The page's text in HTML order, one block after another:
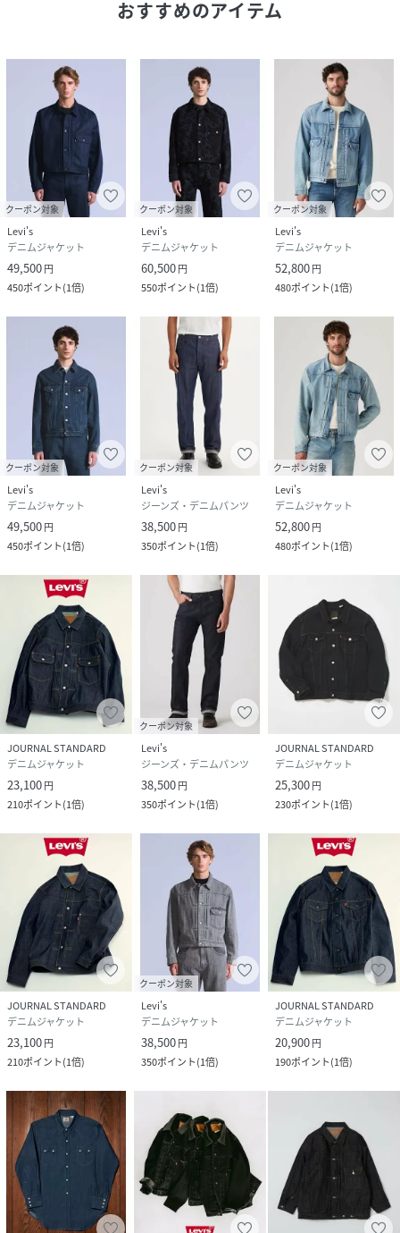
おすすめのアイテム
クーポン対象
Levi's
デニムジャケット
49,500円
450ポイント(1倍)
クーポン対象
Levi's
デニムジャケット
60,500円
550ポイント(1倍)
クーポン対象
Levi's
デニムジャケット
52,800円
480ポイント(1倍)
クーポン対象
Levi's
デニムジャケット
49,500円
450ポイント(1倍)
クーポン対象
Levi's
ジーンズ・デニムパンツ
38,500円
350ポイント(1倍)
クーポン対象
Levi's
デニムジャケット
52,800円
480ポイント(1倍)
JOURNAL STANDARD
デニムジャケット
23,100円
210ポイント(1倍)
クーポン対象
Levi's
ジーンズ・デニムパンツ
38,500円
350ポイント(1倍)
JOURNAL STANDARD
デニムジャケット
25,300円
230ポイント(1倍)
JOURNAL STANDARD
デニムジャケット
23,100円
210ポイント(1倍)
クーポン対象
Levi's
デニムジャケット
38,500円
350ポイント(1倍)
JOURNAL STANDARD
デニムジャケット
20,900円
190ポイント(1倍)